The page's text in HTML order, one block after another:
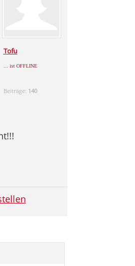
Tofu
... ist OFFLINE
Beiträge: 140